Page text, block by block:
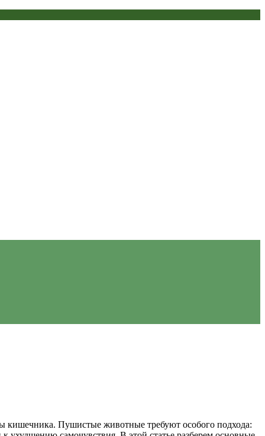
кишечника. Пушистые животные требуют особого подхода: